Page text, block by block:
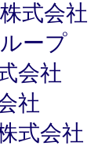
式会社
ープ
会社
社
式会社